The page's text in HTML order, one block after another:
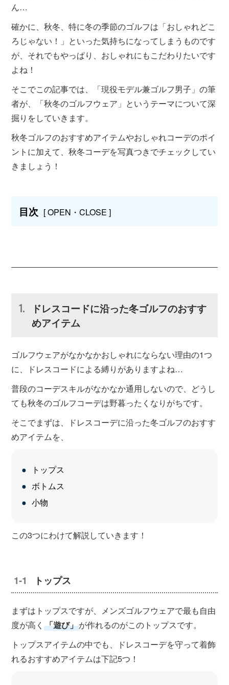
ん…
確かに、秋冬、特に冬の季節のゴルフは「おしゃれどこ
ろじゃない！」といった気持ちになってしまうものです
が、それでもやっぱり、おしゃれにもこだわりたいです
よね！
そこでこの記事では、「現役モデル兼ゴルフ男子」の筆
者が、「秋冬のゴルフウェア」というテーマについて深
掘りをしていきます。
秋冬ゴルフのおすすめアイテムやおしゃれコーデのポイ
ントに加えて、秋冬コーデを写真つきでチェックしてい
きましょう！
目次 [ OPEN・CLOSE ]
ドレスコードに沿った冬ゴルフのおすす
めアイテム
ゴルフウェアがなかなかおしゃれにならない理由の1つ
に、ドレスコードによる縛りがありますよね…
普段のコーデスキルがなかなか通用しないので、どうし
ても秋冬のゴルフコーデは野暮ったくなりがちです。
そこでまずは、ドレスコーデに沿った冬ゴルフのおすす
めアイテムを、
トップス
ボトムス
小物
この3つにわけて解説していきます！
トップス
まずはトップスですが、メンズゴルフウェアで最も自由
度が高く「遊び」が作れるのがこのトップスです。
トップスアイテムの中でも、ドレスコーデを守って着飾
れるおすすめアイテムは下記5つ！